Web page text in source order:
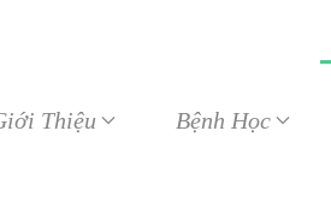
Thiệu Bệnh Học